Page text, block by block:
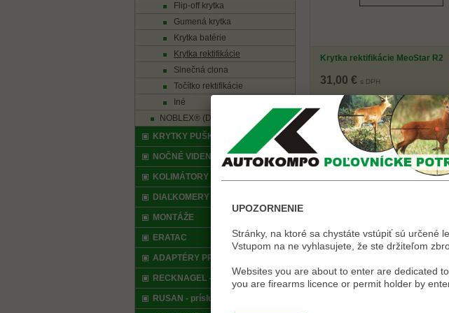
Krytka rektifikácie MeoStar R2
31,00 € s DPH
Flip-off krytka
Gumená krytka
Krytka batérie
Krytka rektifikácie
Slnečná clona
Točítko rektifikácie
Iné
NOBLEX® (DOCTER)
KRYTKY PUŠKOHĽADU
NOČNÉ VIDENIA, TERMOVÍZIE
KOLIMÁTORY
DIAĽKOMERY
MONTÁŽE
ERATAC
ADAPTÉRY PRE NOČNÉ VIDENIE
RECKNAGEL - príslušenstvo
RUSAN - príslušenstvo
UPOZORNENIE
Stránky, na ktoré sa chystáte vstúpiť sú určené
Vstupom na ne vyhlasujete, že ste držiteľom
Websites you are about to enter are dedicated
you are firearms licence or permit holder by